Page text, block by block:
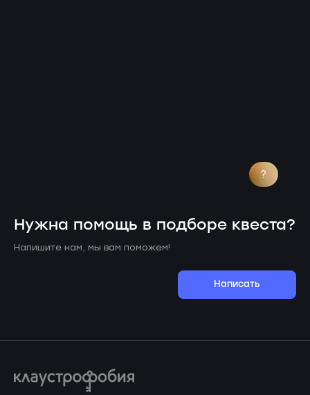
?
Нужна помощь в подборе квеста?
Напишите нам, мы вам поможем!
Написать